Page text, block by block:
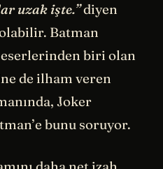
uzak işte.”diyen
Batman
biri olan
de ilham veren
Joker
bunu soruyor.